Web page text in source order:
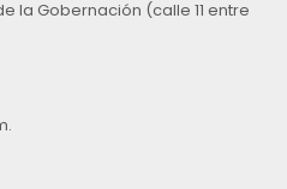
la Gobernación (calle 11 entre